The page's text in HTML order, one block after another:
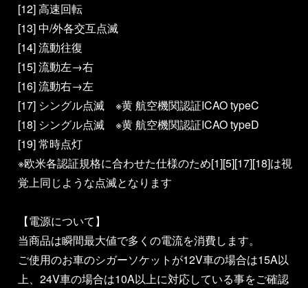
[12] 高速回転
[13] 中/外各交互点滅
[14] 流動往復
[15] 流動左→右
[16] 流動右→左
[17] シングル点滅 ※黄 航空機関認証ICAO typeC
[18] シングル点滅 ※黄 航空機関認証ICAO typeD
[19] 常時点灯
※欧米各認証規格に合わせた仕様のため[1][5][17][18]は視
覚上同じような点滅となります
【電源について】
当商品は瞬間最大値で多くの電流を消費します。
ご使用のお車のシガーソケットが12V車の場合は15A以
上、24V車の場合は10A以上に対応している事をご確認